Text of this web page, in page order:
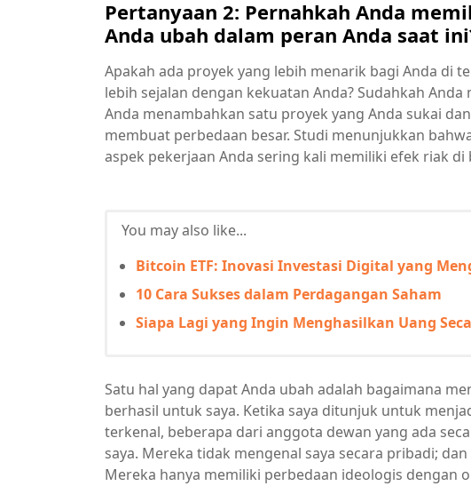
Pertanyaan 2: Pernahkah Anda
Anda ubah dalam peran Anda saat
Apakah ada proyek yang lebih menarik bagi Anda di
lebih sejalan dengan kekuatan Anda? Sudahkah
Anda menambahkan satu proyek yang Anda sukai
membuat perbedaan besar. Studi menunjukkan
aspek pekerjaan Anda sering kali memiliki efek riak di
You may also like...
Bitcoin ETF: Inovasi Investasi Digital yang
10 Cara Sukses dalam Perdagangan Saham
Siapa Lagi yang Ingin Menghasilkan Uang
Satu hal yang dapat Anda ubah adalah bagaimana
berhasil untuk saya. Ketika saya ditunjuk untuk
terkenal, beberapa dari anggota dewan yang ada
saya. Mereka tidak mengenal saya secara pribadi;
Mereka hanya memiliki perbedaan ideologis dengan